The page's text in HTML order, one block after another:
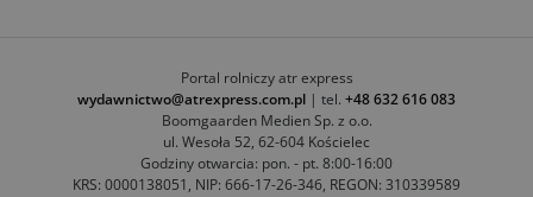
Portal rolniczy atr express
wydawnictwo@atrexpress.com.pl | tel. +48 632 616 083
Boomgaarden Medien Sp. z o.o.
ul. Wesoła 52, 62-604 Kościelec
Godziny otwarcia: pon. - pt. 8:00-16:00
KRS: 0000138051, NIP: 666-17-26-346, REGON: 310339589